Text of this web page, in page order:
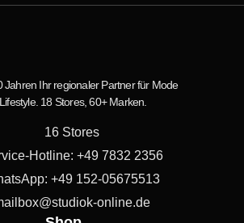
Jahren Ihr regionaler Partner für Mode
18 Stores, 60+ Marken.
16 Stores
Hotline: +49 7832 2356
+49 152-05675513
online.de